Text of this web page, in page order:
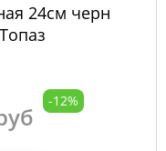
24см черн
-12%